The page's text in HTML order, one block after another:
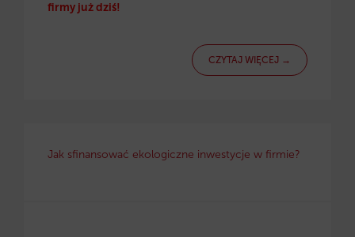
firmy już dziś!
CZYTAJ WIĘCEJ →
Jak sfinansować ekologiczne inwestycje w firmie?